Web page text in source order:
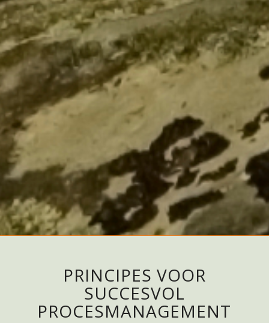
PRINCIPES VOOR
SUCCESVOL
PROCESMANAGEMENT